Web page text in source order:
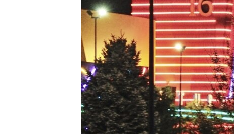
LA REALIDAD DE LA VIVIENDA EN
SER VIEJO EN CUBA
LOS SANTOS DE HIALEAH